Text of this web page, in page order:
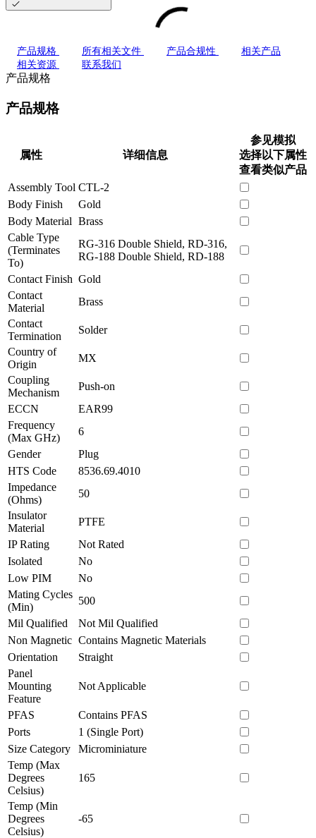
产品规格 所有相关文件 产品合规性
相关产品
相关资源
联系我们
产品规格
产品规格
属性 详细信息
参见模拟
选择以下属性
查看类似产品
Assembly Tool CTL-2
Body Finish
Gold
Body Material Brass
Cable Type
(Terminates
To)
RG-316 Double Shield, RD-316,
RG-188 Double Shield, RD-188
Contact Finish Gold
Contact
Material
Brass
Contact
Termination
Solder
Country of
Origin
MX
Coupling
Mechanism
Push-on
ECCN
EAR99
Frequency
(Max GHz)
6
Gender
Plug
HTS Code
8536.69.4010
Impedance
(Ohms)
50
Insulator
Material
PTFE
IP Rating
Not Rated
Isolated
No
Low PIM
No
Mating Cycles
(Min)
500
Mil Qualified
Not Mil Qualified
Non Magnetic Contains Magnetic Materials
Orientation
Straight
Panel
Mounting
Feature
Not Applicable
PFAS
Contains PFAS
Ports
1 (Single Port)
Size Category
Microminiature
Temp (Max
Degrees
Celsius)
165
Temp (Min
Degrees
Celsius)
-65